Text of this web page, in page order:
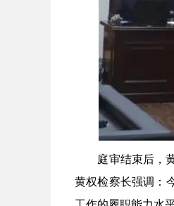
庭审结束后，黄
黄权检察长强调：